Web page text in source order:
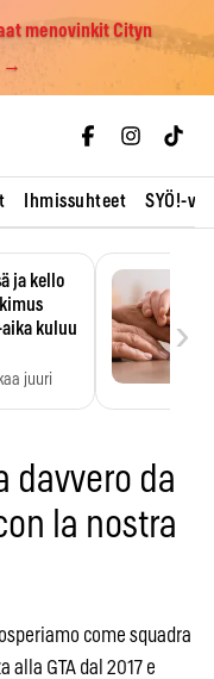
menovinkit Cityn
→
Ihmissuhteet SYÖ!-
ja kello
kuluu
juuri
›
davvero da
la nostra
come squadra
alla GTA dal 2017 e